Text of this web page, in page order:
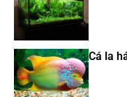
Cá la